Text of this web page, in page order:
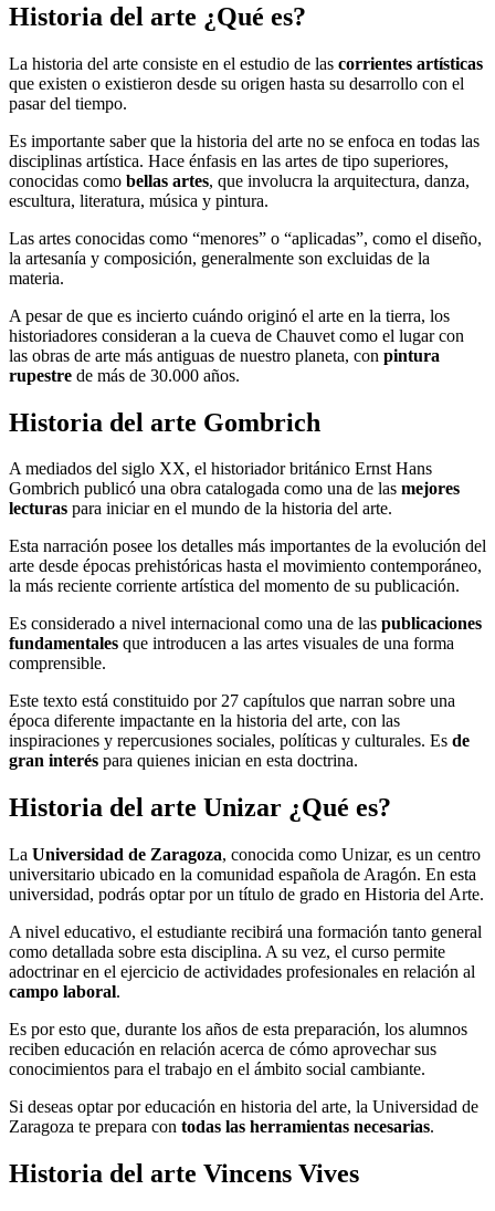
Historia del arte ¿Qué es?
La historia del arte consiste en el estudio de las corrientes artísticas
que existen o existieron desde su origen hasta su desarrollo con el
pasar del tiempo.
Es importante saber que la historia del arte no se enfoca en todas las
disciplinas artística. Hace énfasis en las artes de tipo superiores,
conocidas como bellas artes, que involucra la arquitectura, danza,
escultura, literatura, música y pintura.
Las artes conocidas como “menores” o “aplicadas”, como el diseño,
la artesanía y composición, generalmente son excluidas de la
materia.
A pesar de que es incierto cuándo originó el arte en la tierra, los
historiadores consideran a la cueva de Chauvet como el lugar con
las obras de arte más antiguas de nuestro planeta, con pintura
rupestre de más de 30.000 años.
Historia del arte Gombrich
A mediados del siglo XX, el historiador británico Ernst Hans
Gombrich publicó una obra catalogada como una de las mejores
lecturas para iniciar en el mundo de la historia del arte.
Esta narración posee los detalles más importantes de la evolución del
arte desde épocas prehistóricas hasta el movimiento contemporáneo,
la más reciente corriente artística del momento de su publicación.
Es considerado a nivel internacional como una de las publicaciones
fundamentales que introducen a las artes visuales de una forma
comprensible.
Este texto está constituido por 27 capítulos que narran sobre una
época diferente impactante en la historia del arte, con las
inspiraciones y repercusiones sociales, políticas y culturales. Es de
gran interés para quienes inician en esta doctrina.
Historia del arte Unizar ¿Qué es?
La Universidad de Zaragoza, conocida como Unizar, es un centro
universitario ubicado en la comunidad española de Aragón. En esta
universidad, podrás optar por un título de grado en Historia del Arte.
A nivel educativo, el estudiante recibirá una formación tanto general
como detallada sobre esta disciplina. A su vez, el curso permite
adoctrinar en el ejercicio de actividades profesionales en relación al
campo laboral.
Es por esto que, durante los años de esta preparación, los alumnos
reciben educación en relación acerca de cómo aprovechar sus
conocimientos para el trabajo en el ámbito social cambiante.
Si deseas optar por educación en historia del arte, la Universidad de
Zaragoza te prepara con todas las herramientas necesarias.
Historia del arte Vincens Vives